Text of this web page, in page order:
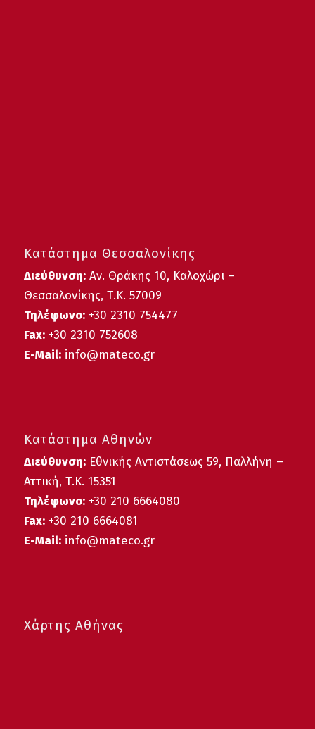
Κατάστημα Θεσσαλονίκης
Διεύθυνση:Αν. Θράκης 10, Καλοχώρι –
Θεσσαλονίκης, Τ.Κ. 57009
Τηλέφωνο:+30 2310 754477
Fax:+30 2310 752608
E-Mail:info@mateco.gr
Κατάστημα Αθηνών
Διεύθυνση:Εθνικής Αντιστάσεως 59, Παλλήνη –
Αττική, Τ.Κ. 15351
Τηλέφωνο: +30 210 6664080
Fax:+30 210 6664081
E-Mail: info@mateco.gr
Χάρτης Αθήνας